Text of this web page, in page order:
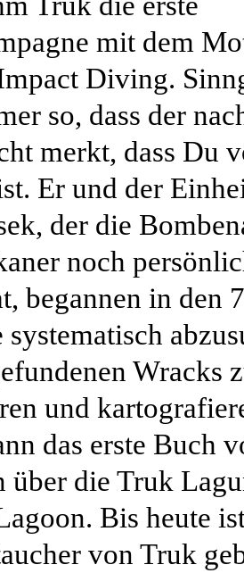
mit dem
Diving.
so, dass der
merkt, dass Du
Er und der
der die
noch
begannen in den
systematisch
Wracks
und
das erste Buch
über die Truk
Bis heute
von Truk